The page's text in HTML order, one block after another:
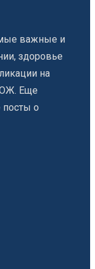
важные и
здоровье
на
Еще
о